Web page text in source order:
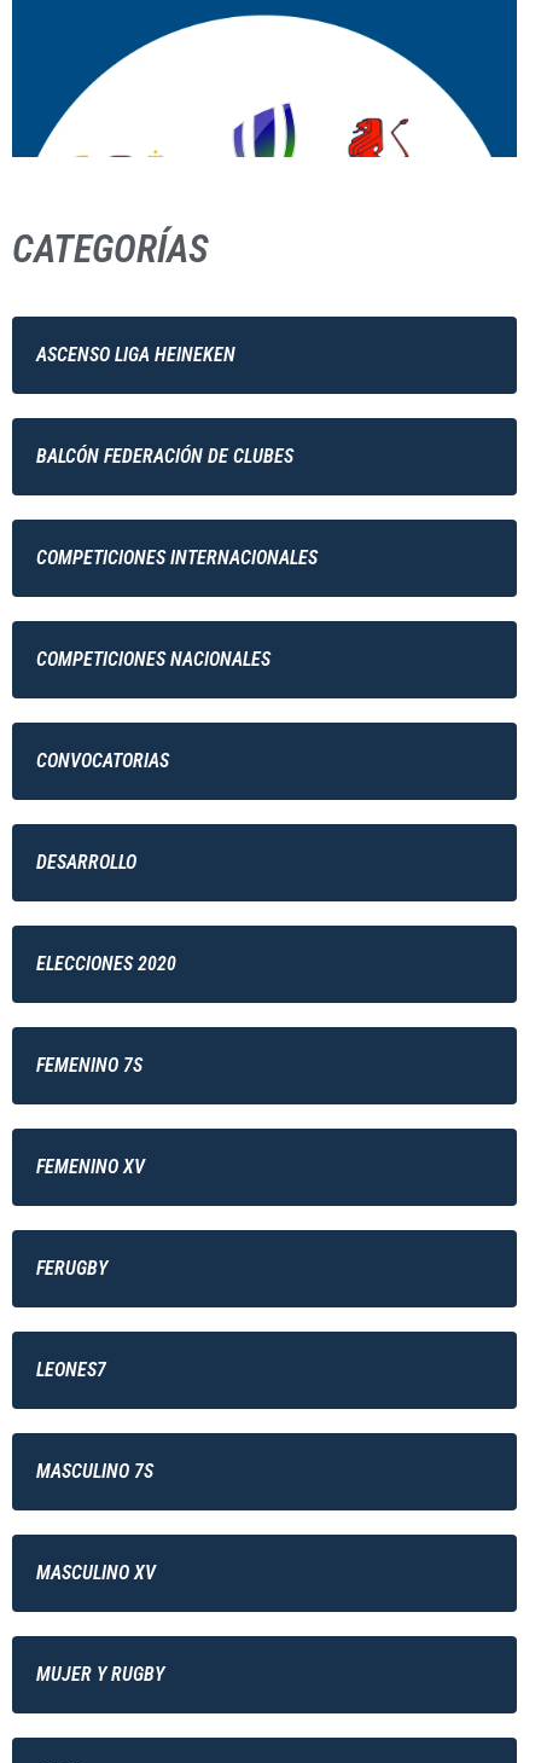
CATEGORÍAS
ASCENSO LIGA HEINEKEN
BALCÓN FEDERACIÓN DE CLUBES
COMPETICIONES INTERNACIONALES
COMPETICIONES NACIONALES
CONVOCATORIAS
DESARROLLO
ELECCIONES 2020
FEMENINO 7S
FEMENINO XV
FERUGBY
LEONES7
MASCULINO 7S
MASCULINO XV
MUJER Y RUGBY